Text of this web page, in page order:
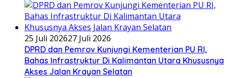
25 Juli 202627 Juli 2026
DPRD dan Pemrov Kunjungi Kementerian PU RI,
Bahas Infrastruktur Di Kalimantan Utara Khususnya
Akses Jalan Krayan Selatan